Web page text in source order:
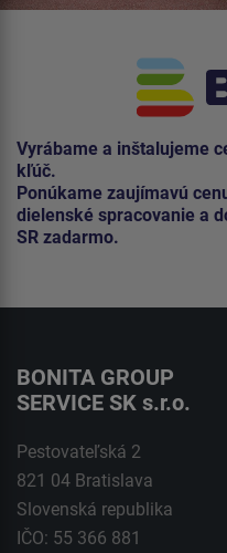
Vyrábame a inštalujeme
kľúč.
Ponúkame zaujímavú
dielenské spracovanie a
SR zadarmo.
BONITA GROUP
SERVICE SK s.r.o.
Pestovateľská 2
821 04 Bratislava
Slovenská republika
IČO: 55 366 881